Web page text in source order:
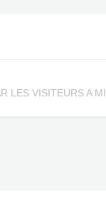
LES VISITEURS A